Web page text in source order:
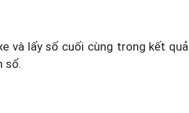
và lấy số cuối cùng trong kết quả
số.